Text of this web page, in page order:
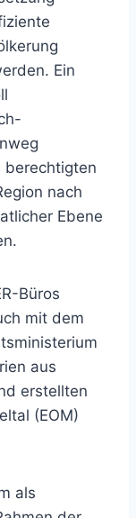
Ein
berechtigten
nach
Ebene
Büros
mit dem
aus
erstellten
(EOM)
als